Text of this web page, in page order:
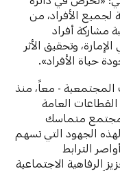
لجميع الأفراد، من
مشاركة أفراد
وتحقيق الأثر
حياة الأفراد».
- معاً، منذ
القطاعات العامة
مجتمع متماسك
الجهود التي تسهم
الترابط
الرفاهية الاجتماعية